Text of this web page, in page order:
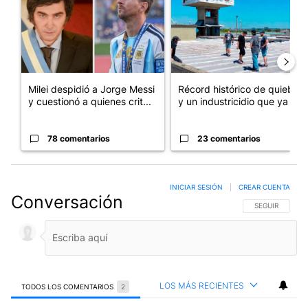
Milei despidió a Jorge Messi
y cuestionó a quienes crit...
78 comentarios
Récord histórico de quiebras
y un industricidio que ya ...
23 comentarios
Conversación SIGA ESTA
SEGUIR
INICIAR SESIÓN CREAR CUENTA
TODOS LOS COMENTARIOS 2 LOS MÁS RECIENTES